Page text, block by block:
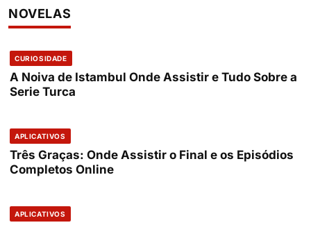
NOVELAS
CURIOSIDADE
A Noiva de Istambul Onde Assistir e Tudo Sobre a
Serie Turca
APLICATIVOS
Três Graças: Onde Assistir o Final e os Episódios
Completos Online
APLICATIVOS